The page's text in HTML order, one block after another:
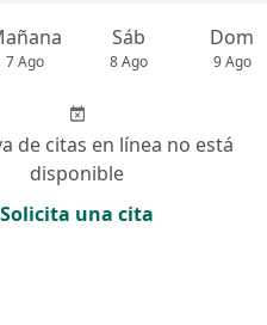
7 Ago
Sáb
8 Ago
Dom
9 Ago
de citas en línea no está
disponible
Solicita una cita